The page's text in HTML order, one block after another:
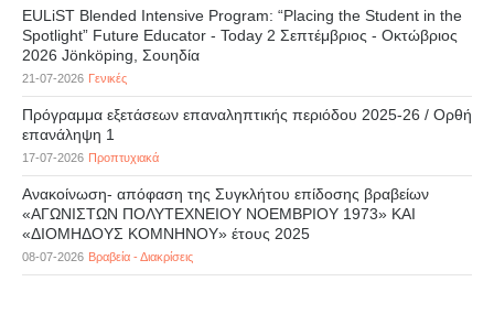
EULiST Blended Intensive Program: “Placing the Student in the
Spotlight” Future Educator - Today 2 Σεπτέμβριος - Οκτώβριος
2026 Jönköping, Σουηδία
21-07-2026 Γενικές
Πρόγραμμα εξετάσεων επαναληπτικής περιόδου 2025-26 / Ορθή
επανάληψη 1
17-07-2026 Προπτυχιακά
Ανακοίνωση- απόφαση της Συγκλήτου επίδοσης βραβείων
«ΑΓΩΝΙΣΤΩΝ ΠΟΛΥΤΕΧΝΕΙΟΥ ΝΟΕΜΒΡΙΟΥ 1973» ΚΑΙ
«ΔΙΟΜΗΔΟΥΣ ΚΟΜΝΗΝΟΥ» έτους 2025
08-07-2026 Βραβεία - Διακρίσεις